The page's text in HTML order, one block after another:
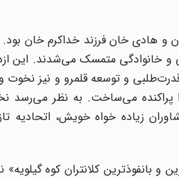
و هادی خان فرزند خداکرم خان
و خانوادگی متمسک می‌شدند. این
و توسعه قلمرو و نیز نخوت و
پراکنده می‌ساخت. به نظر می‌رسد
زیاده ‌خواه خویش، اتحادیه
1320 تا 1324 عبدالله‌خان را «مقتدرترین و بانفوذترین کلانتران